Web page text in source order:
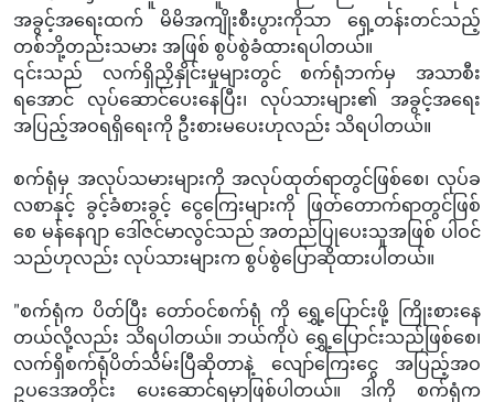
အခွင့်အရေးထက် မိမိအကျိုးစီးပွားကိုသာ ရှေ့တန်းတင်သည့်
တစ်ဘို့တည်းသမား အဖြစ် စွပ်စွဲခံထားရပါတယ်။
၎င်းသည် လက်ရှိညှိနှိုင်းမှုများတွင် စက်ရုံဘက်မှ အသာစီး
ရအောင် လုပ်ဆောင်ပေးနေပြီး၊ လုပ်သားများ၏ အခွင့်အရေး
အပြည့်အဝရရှိရေးကို ဦးစားမပေးဟုလည်း သိရပါတယ်။
စက်ရုံမှ အလုပ်သမားများကို အလုပ်ထုတ်ရာတွင်ဖြစ်စေ၊ လုပ်ခ
လစာနှင့် ခွင့်ခံစားခွင့် ငွေကြေးများကို ဖြတ်တောက်ရာတွင်ဖြစ်
စေ မန်နေဂျာ ဒေါ်ဇင်မာလွင်သည် အတည်ပြုပေးသူအဖြစ် ပါဝင်
သည်ဟုလည်း လုပ်သားများက စွပ်စွဲပြောဆိုထားပါတယ်။
"စက်ရုံက ပိတ်ပြီး တော်ဝင်စက်ရုံ ကို ရွှေ့ပြောင်းဖို့ ကြိုးစားနေ
တယ်လို့လည်း သိရပါတယ်။ ဘယ်ကိုပဲ ရွှေ့ပြောင်းသည်ဖြစ်စေ၊
လက်ရှိစက်ရုံပိတ်သိမ်းပြီဆိုတာနဲ့ လျော်ကြေးငွေ အပြည့်အဝ
ဥပဒေအတိုင်း ပေးဆောင်ရမှာဖြစ်ပါတယ်။ ဒါကို စက်ရုံက